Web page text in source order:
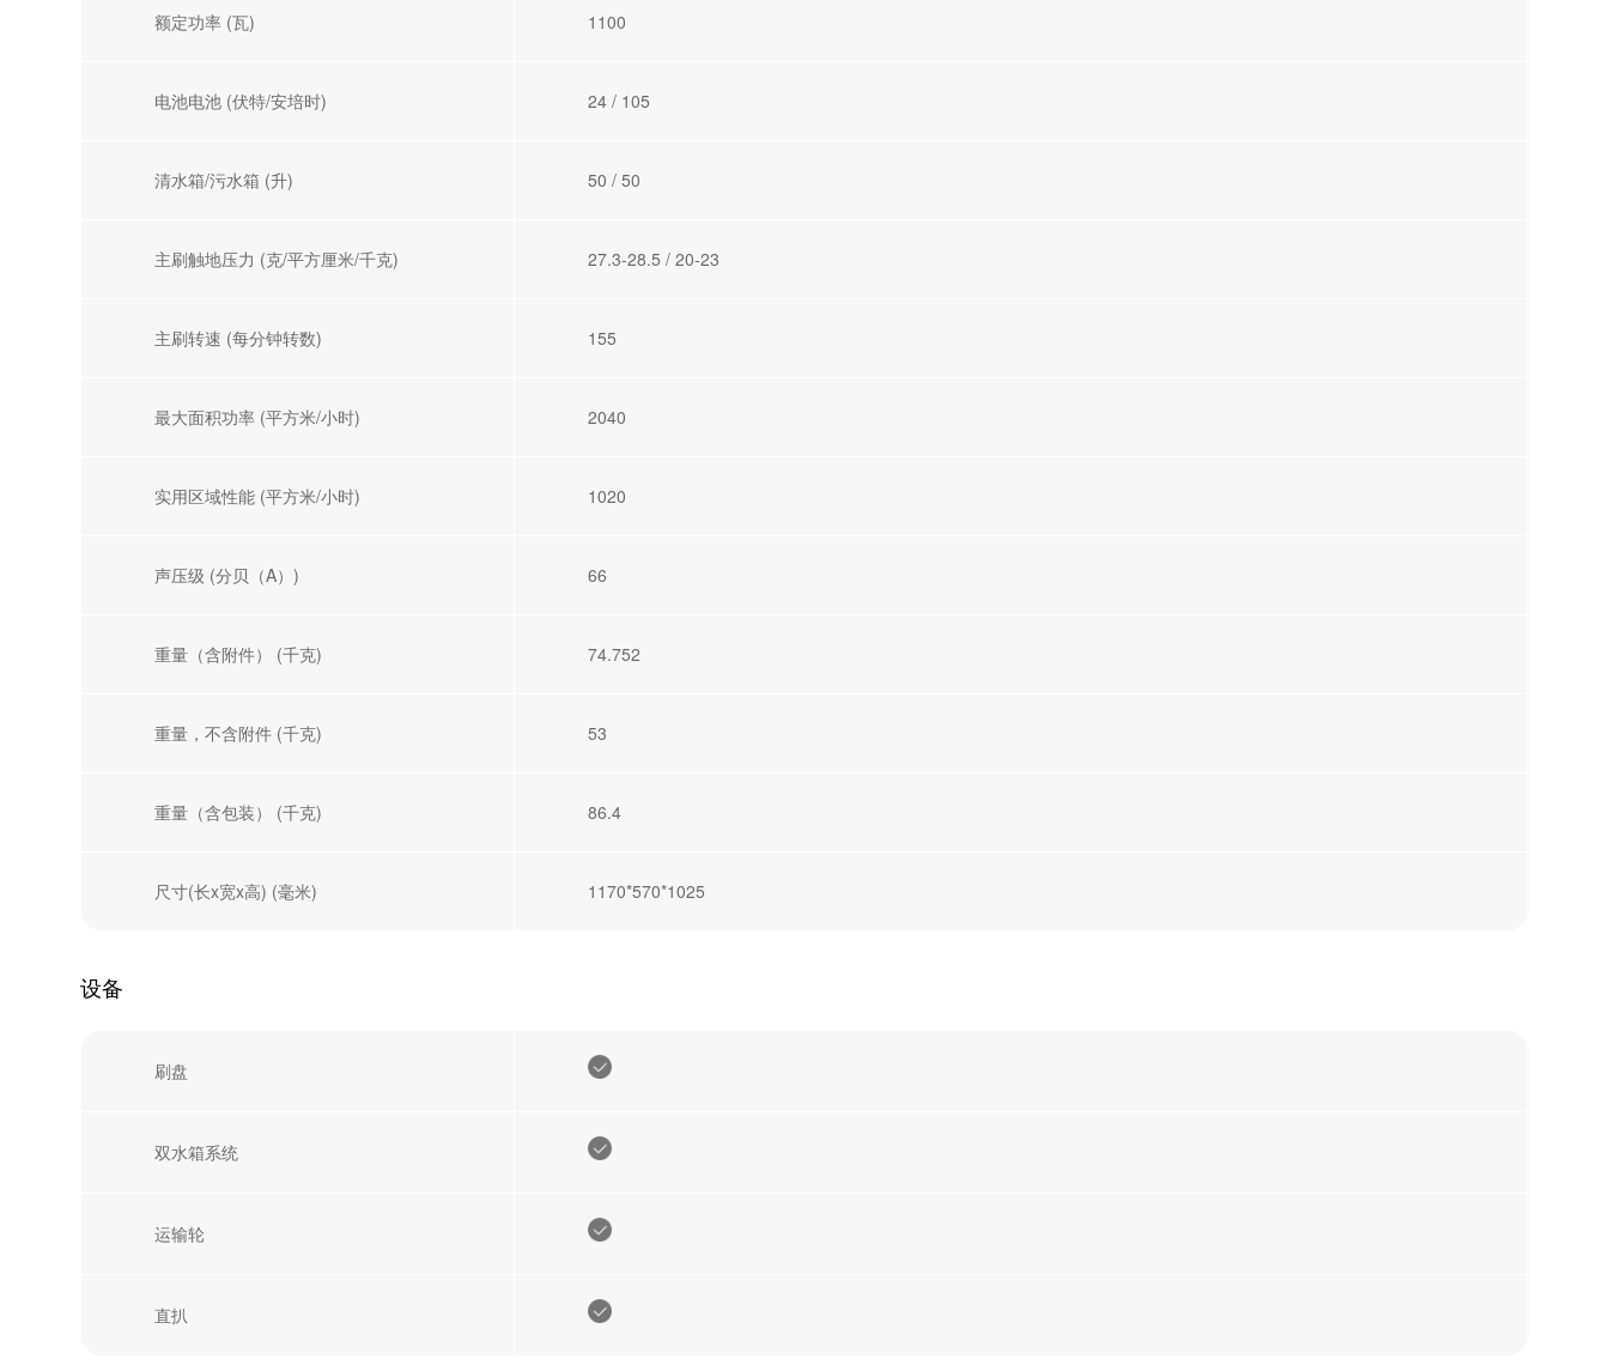
额定功率 (瓦) 1100
电池电池 (伏特/安培时) 24 / 105
清水箱/污水箱 (升) 50 / 50
主刷触地压力 (克/平方厘米/千克) 27.3-28.5 / 20-23
主刷转速 (每分钟转数) 155
最大面积功率 (平方米/小时) 2040
实用区域性能 (平方米/小时) 1020
声压级 (分贝（A）) 66
重量（含附件） (千克) 74.752
重量，不含附件 (千克) 53
重量（含包装） (千克) 86.4
尺寸(长x宽x高) (毫米) 1170*570*1025
设备
刷盘
双水箱系统
运输轮
直扒